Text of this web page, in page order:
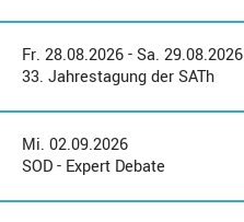
Fr. 28.08.2026 - Sa. 29.08.2026
33. Jahrestagung der SATh
Mi. 02.09.2026
SOD - Expert Debate